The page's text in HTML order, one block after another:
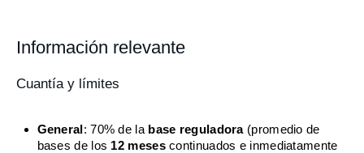
Información relevante
Cuantía y límites
General: 70% de la base reguladora(promedio de
bases de los 12 mesescontinuados e inmediatamente